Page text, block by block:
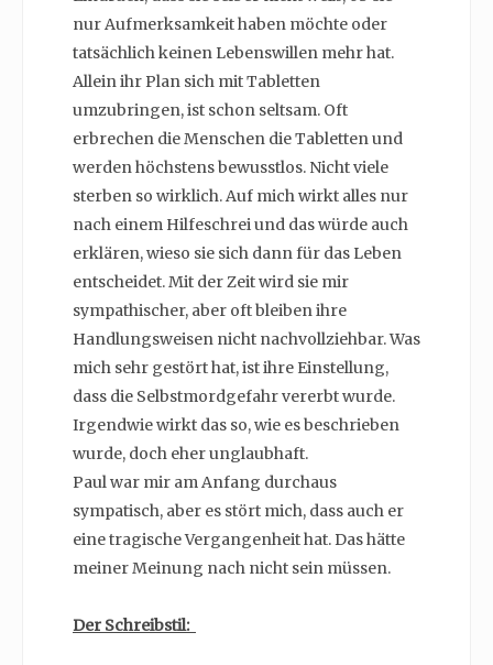
nur Aufmerksamkeit haben möchte oder
tatsächlich keinen Lebenswillen mehr hat.
Allein ihr Plan sich mit Tabletten
umzubringen, ist schon seltsam. Oft
erbrechen die Menschen die Tabletten und
werden höchstens bewusstlos. Nicht viele
sterben so wirklich. Auf mich wirkt alles nur
nach einem Hilfeschrei und das würde auch
erklären, wieso sie sich dann für das Leben
entscheidet. Mit der Zeit wird sie mir
sympathischer, aber oft bleiben ihre
Handlungsweisen nicht nachvollziehbar. Was
mich sehr gestört hat, ist ihre Einstellung,
dass die Selbstmordgefahr vererbt wurde.
Irgendwie wirkt das so, wie es beschrieben
wurde, doch eher unglaubhaft.
Paul war mir am Anfang durchaus
sympatisch, aber es stört mich, dass auch er
eine tragische Vergangenheit hat. Das hätte
meiner Meinung nach nicht sein müssen.
Der Schreibstil: